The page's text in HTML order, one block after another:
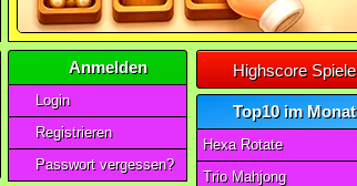
Anmelden
Login
Registrieren
Passwort vergessen?
Highscore Spiele
Top10 im Monat
Hexa Rotate
Trio Mahjong